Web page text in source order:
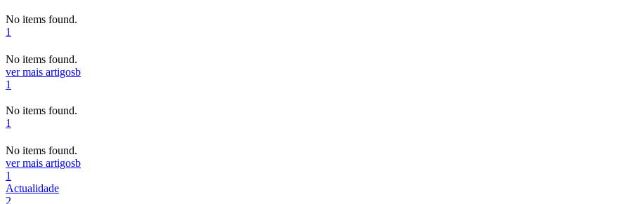
No items found.
1
No items found.
ver mais artigosb
1
No items found.
1
No items found.
ver mais artigosb
1
Actualidade
2